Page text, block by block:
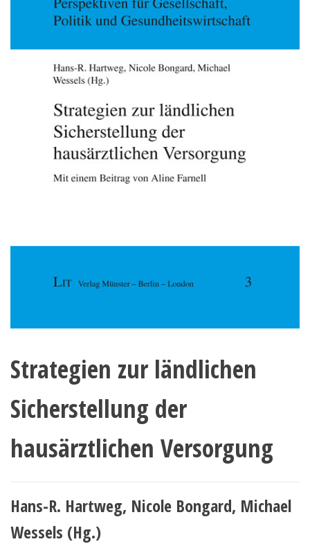
Strategien zur ländlichen
Sicherstellung der
hausärztlichen Versorgung
Hans-R. Hartweg, Nicole Bongard, Michael
Wessels (Hg.)